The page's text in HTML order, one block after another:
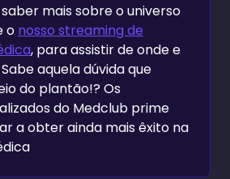
mais sobre o universo
o nosso streaming de
, para assistir de onde e
aquela dúvida que
do plantão!? Os
do Medclub prime
a obter ainda mais êxito na